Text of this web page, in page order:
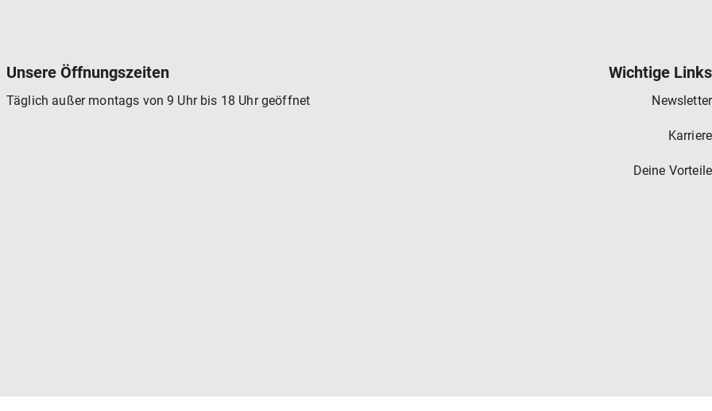
Unsere Öffnungszeiten
Täglich außer montags von 9 Uhr bis 18 Uhr geöffnet
Wichtige Links
Newsletter
Karriere
Deine Vorteile